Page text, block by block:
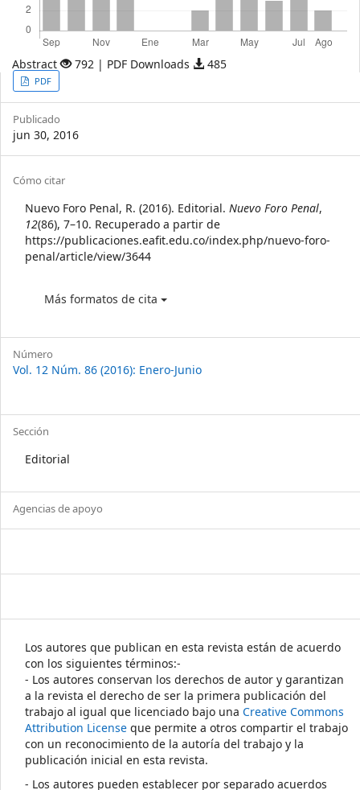
Abstract 792 | PDF Downloads 485
Article
Sidebar
PDF
Publicado
jun 30, 2016
Article
Details
Cómo citar
Nuevo Foro Penal, R. (2016). Editorial. Nuevo Foro Penal,
12(86), 7–10. Recuperado a partir de
https://publicaciones.eafit.edu.co/index.php/nuevo-foro-
penal/article/view/3644
Más formatos de cita
Número
Vol. 12 Núm. 86 (2016): Enero-Junio
Sección
Editorial
Agencias de apoyo
Los autores que publican en esta revista están de acuerdo
con los siguientes términos:-
- Los autores conservan los derechos de autor y garantizan
a la revista el derecho de ser la primera publicación del
trabajo al igual que licenciado bajo una Creative Commons
Attribution License que permite a otros compartir el trabajo
con un reconocimiento de la autoría del trabajo y la
publicación inicial en esta revista.
- Los autores pueden establecer por separado acuerdos